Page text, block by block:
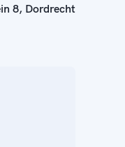
8, Dordrecht